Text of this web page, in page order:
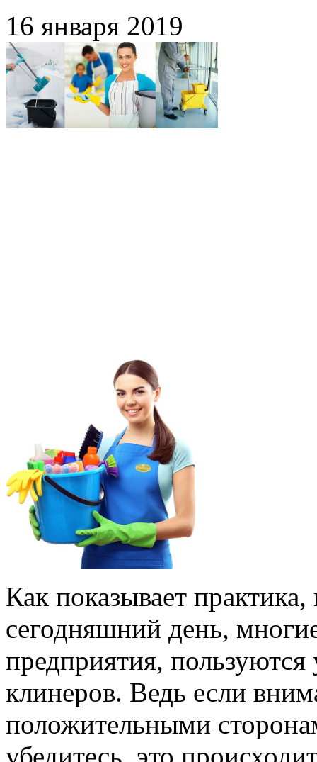
16 января 2019
Как показывает
сегодняшний день,
предприятия,
клинеров. Ведь если
положительными
убедитесь, это